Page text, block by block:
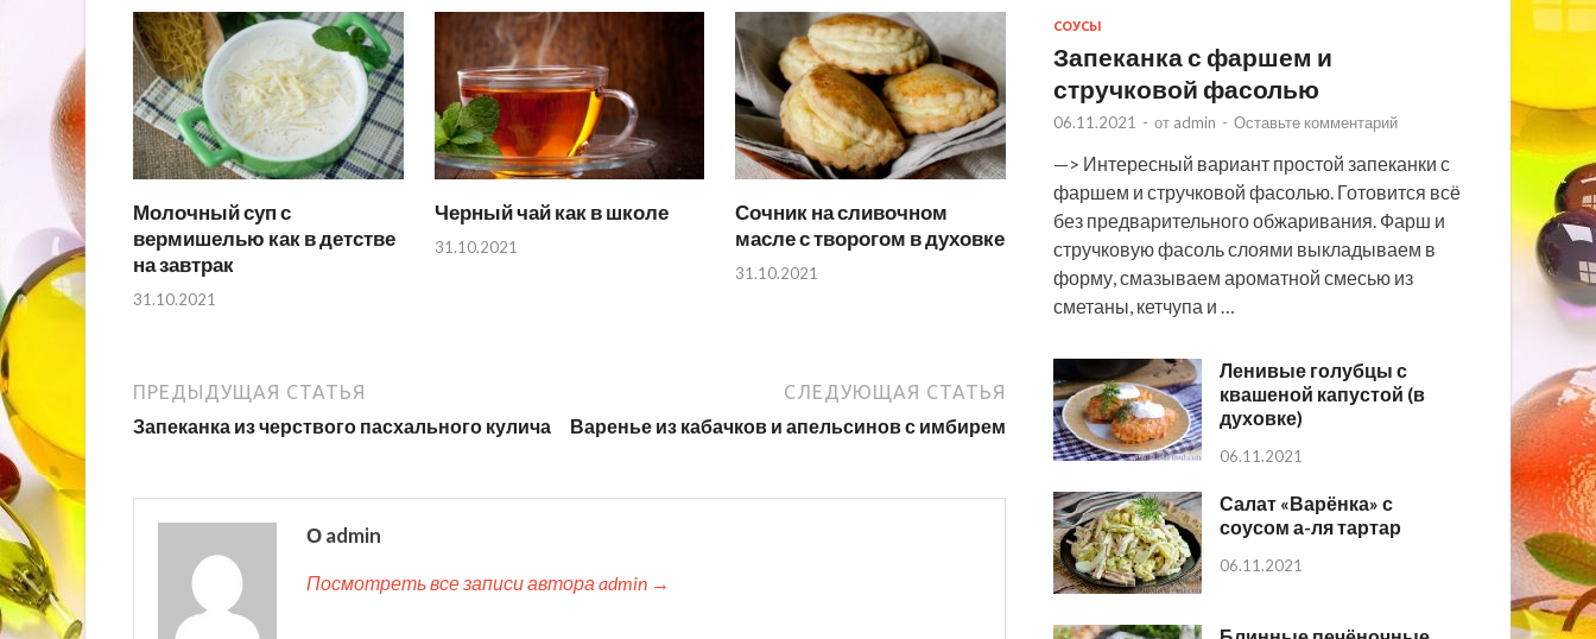
Молочный суп с
вермишелью как в детстве
на завтрак
31.10.2021
Черный чай как в школе
31.10.2021
Сочник на сливочном
масле с творогом в духовке
31.10.2021
ПРЕДЫДУЩАЯ СТАТЬЯ
Запеканка из черствого пасхального кулича
СЛЕДУЮЩАЯ СТАТЬЯ
Варенье из кабачков и апельсинов с имбирем
О admin
Посмотреть все записи автора admin →
СОУСЫ
Запеканка с фаршем и
стручковой фасолью
06.11.2021 - от admin - Оставьте комментарий
—> Интересный вариант простой запеканки с
фаршем и стручковой фасолью. Готовится всё
без предварительного обжаривания. Фарш и
стручковую фасоль слоями выкладываем в
форму, смазываем ароматной смесью из
сметаны, кетчупа и …
Ленивые голубцы с
квашеной капустой (в
духовке)
06.11.2021
Салат «Варёнка» с
соусом а-ля тартар
06.11.2021